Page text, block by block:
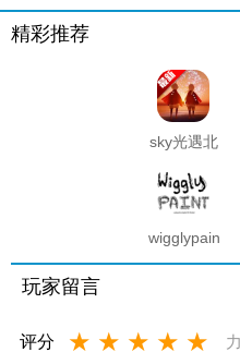
精彩推荐
sky光遇北
解锁版
wigglypaint
玩家留言
评分 ★ ★ ★ ★ ★